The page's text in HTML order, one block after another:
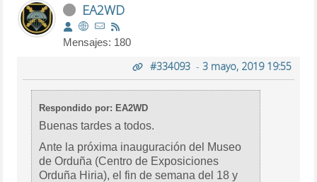
EA2WD
Mensajes: 180
#334093- 3 mayo, 2019 19:55
Respondido por: EA2WD
Buenas tardes a todos.
Ante la próxima inauguración del Museo
de Orduña (Centro de Exposiciones
Orduña Hiria), el fin de semana del 18 y